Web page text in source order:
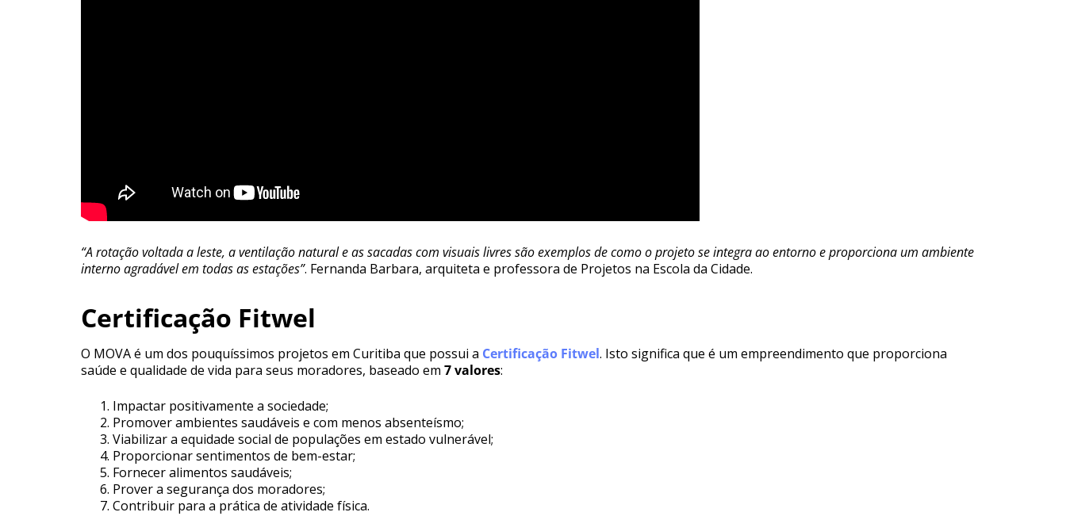
“A rotação voltada a leste, a ventilação natural e as sacadas com visuais livres são exemplos de como o projeto se integra ao entorno e proporciona um ambiente
interno agradável em todas as estações”. Fernanda Barbara, arquiteta e professora de Projetos na Escola da Cidade.
Certificação Fitwel
O MOVA é um dos pouquíssimos projetos em Curitiba que possui a Certificação Fitwel. Isto significa que é um empreendimento que proporciona
saúde e qualidade de vida para seus moradores, baseado em 7 valores:
Impactar positivamente a sociedade;
Promover ambientes saudáveis e com menos absenteísmo;
Viabilizar a equidade social de populações em estado vulnerável;
Proporcionar sentimentos de bem-estar;
Fornecer alimentos saudáveis;
Prover a segurança dos moradores;
Contribuir para a prática de atividade física.